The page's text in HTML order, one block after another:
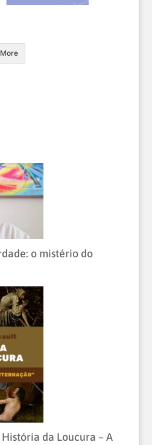
More
o mistério do
História da Loucura – A